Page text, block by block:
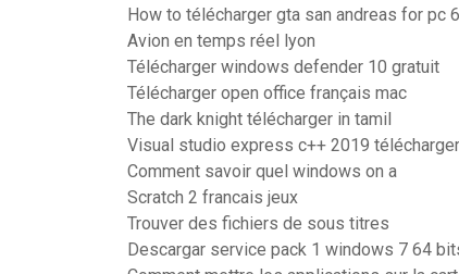
How to télécharger gta san andreas for pc
Avion en temps réel lyon
Télécharger windows defender 10 gratuit
Télécharger open office français mac
The dark knight télécharger in tamil
Visual studio express c++ 2019 télécharger
Comment savoir quel windows on a
Scratch 2 francais jeux
Trouver des fichiers de sous titres
Descargar service pack 1 windows 7 64